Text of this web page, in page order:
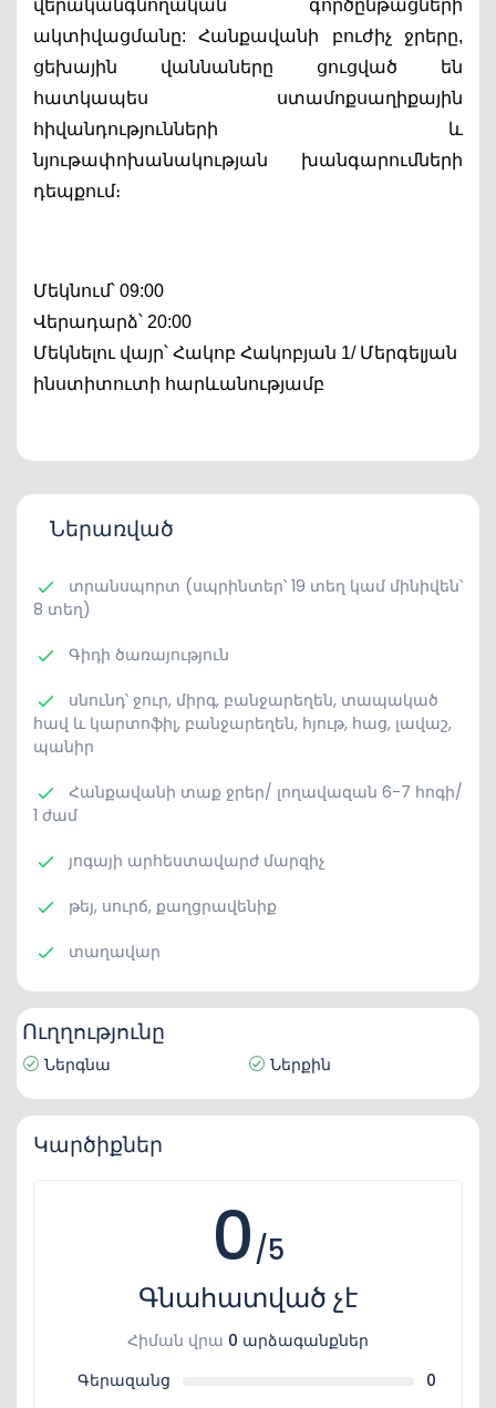
վերականգնողական գործընթացների
ակտիվացմանը: Հանքավանի բուժիչ ջրերը,
ցեխային վաննաները ցուցված են
հատկապես ստամոքսաղիքային
հիվանդությունների և
նյութափոխանակության խանգարումների
դեպքում։
Մեկնում՝ 09:00
Վերադարձ՝ 20:00
Մեկնելու վայր՝ Հակոբ Հակոբյան 1/ Մերգելյան
ինստիտուտի հարևանությամբ
Ներառված
տրանսպորտ (սպրինտեր՝ 19 տեղ կամ մինիվեն՝
8 տեղ)
Գիդի ծառայություն
սնունդ՝ ջուր, միրգ, բանջարեղեն, տապակած
հավ և կարտոֆիլ, բանջարեղեն, հյութ, հաց, լավաշ,
պանիր
Հանքավանի տաք ջրեր/ լողավազան 6-7 հոգի/
1 ժամ
յոգայի արհեստավարժ մարզիչ
թեյ, սուրճ, քաղցրավենիք
տաղավար
Ուղղությունը
Ներգնա Ներքին
Կարծիքներ
0/5
Գնահատված չէ
Հիման վրա 0 արձագանքներ
Գերազանց
0